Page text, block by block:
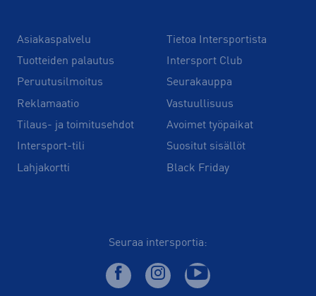
Asiakaspalvelu
Tuotteiden palautus
Peruutusilmoitus
Reklamaatio
Tilaus- ja toimitusehdot
Intersport-tili
Lahjakortti
Tietoa Intersportista
Intersport Club
Seurakauppa
Vastuullisuus
Avoimet työpaikat
Suositut sisällöt
Black Friday
Seuraa intersportia: